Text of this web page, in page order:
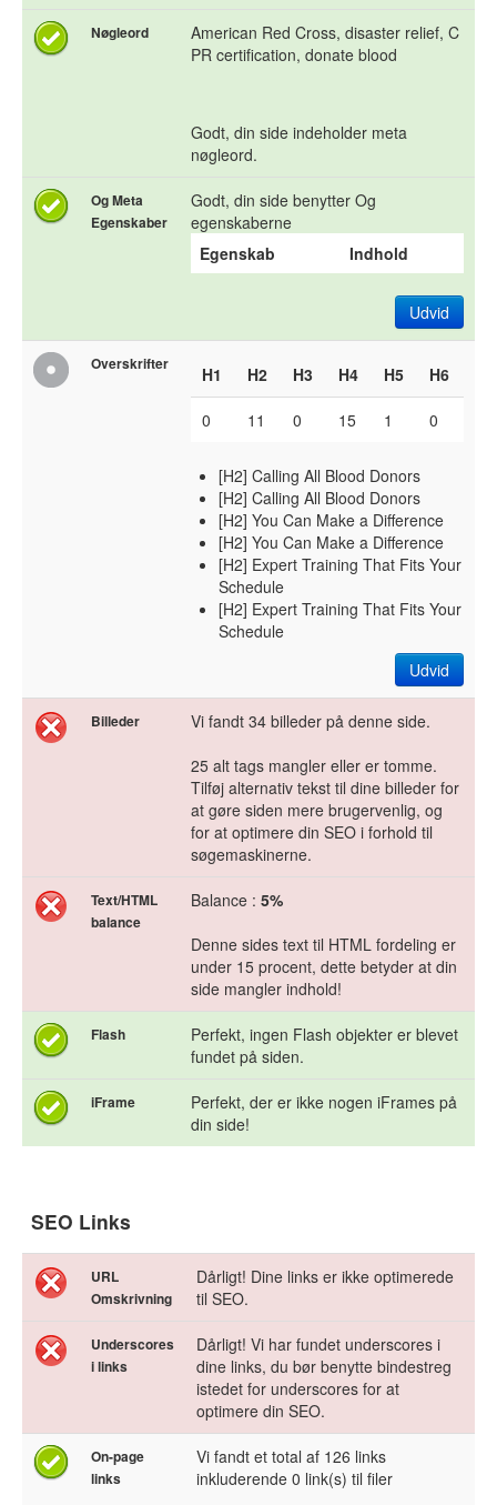
Nøgleord
American Red Cross, disaster relief, C
PR certification, donate blood
Godt, din side indeholder meta
nøgleord.
Og Meta
Egenskaber
Godt, din side benytter Og
egenskaberne
Egenskab
Indhold
Udvid
Overskrifter H1 H2 H3 H4 H5 H6
0 11 0 15 1 0
[H2] Calling All Blood Donors
[H2] Calling All Blood Donors
[H2] You Can Make a Difference
[H2] You Can Make a Difference
[H2] Expert Training That Fits Your
Schedule
[H2] Expert Training That Fits Your
Schedule
Udvid
Billeder
Vi fandt 34 billeder på denne side.
25 alt tags mangler eller er tomme.
Tilføj alternativ tekst til dine billeder for
at gøre siden mere brugervenlig, og
for at optimere din SEO i forhold til
søgemaskinerne.
Text/HTML
balance
Balance : 5%
Denne sides text til HTML fordeling er
under 15 procent, dette betyder at din
side mangler indhold!
Flash
Perfekt, ingen Flash objekter er blevet
fundet på siden.
iFrame
Perfekt, der er ikke nogen iFrames på
din side!
SEO Links
URL
Omskrivning
Dårligt! Dine links er ikke optimerede
til SEO.
Underscores
i links
Dårligt! Vi har fundet underscores i
dine links, du bør benytte bindestreg
istedet for underscores for at
optimere din SEO.
On-page
links
Vi fandt et total af 126 links
inkluderende 0 link(s) til filer